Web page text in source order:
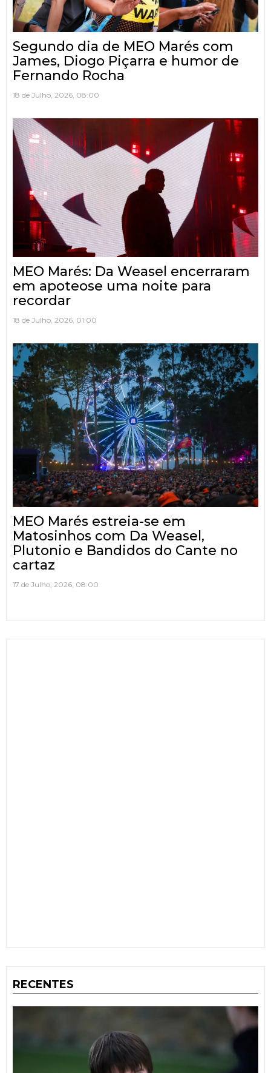
Segundo dia de MEO Marés com
James, Diogo Piçarra e humor de
Fernando Rocha
18 de Julho, 2026, 08:00
MEO Marés: Da Weasel encerraram
em apoteose uma noite para
recordar
18 de Julho, 2026, 01:00
MEO Marés estreia-se em
Matosinhos com Da Weasel,
Plutonio e Bandidos do Cante no
cartaz
17 de Julho, 2026, 08:00
RECENTES